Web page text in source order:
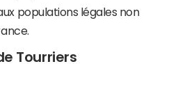
populations légales non
Tourriers